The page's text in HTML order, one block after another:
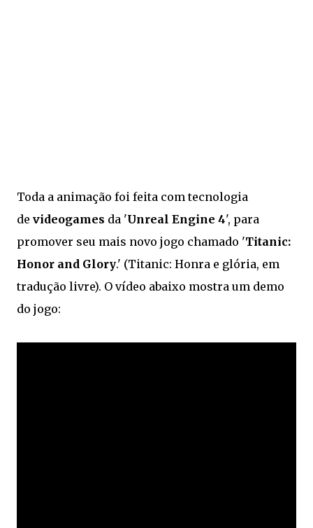
Toda a animação foi feita com tecnologia
de videogames da 'Unreal Engine 4', para
promover seu mais novo jogo chamado 'Titanic:
Honor and Glory.' (Titanic: Honra e glória, em
tradução livre). O vídeo abaixo mostra um demo
do jogo: